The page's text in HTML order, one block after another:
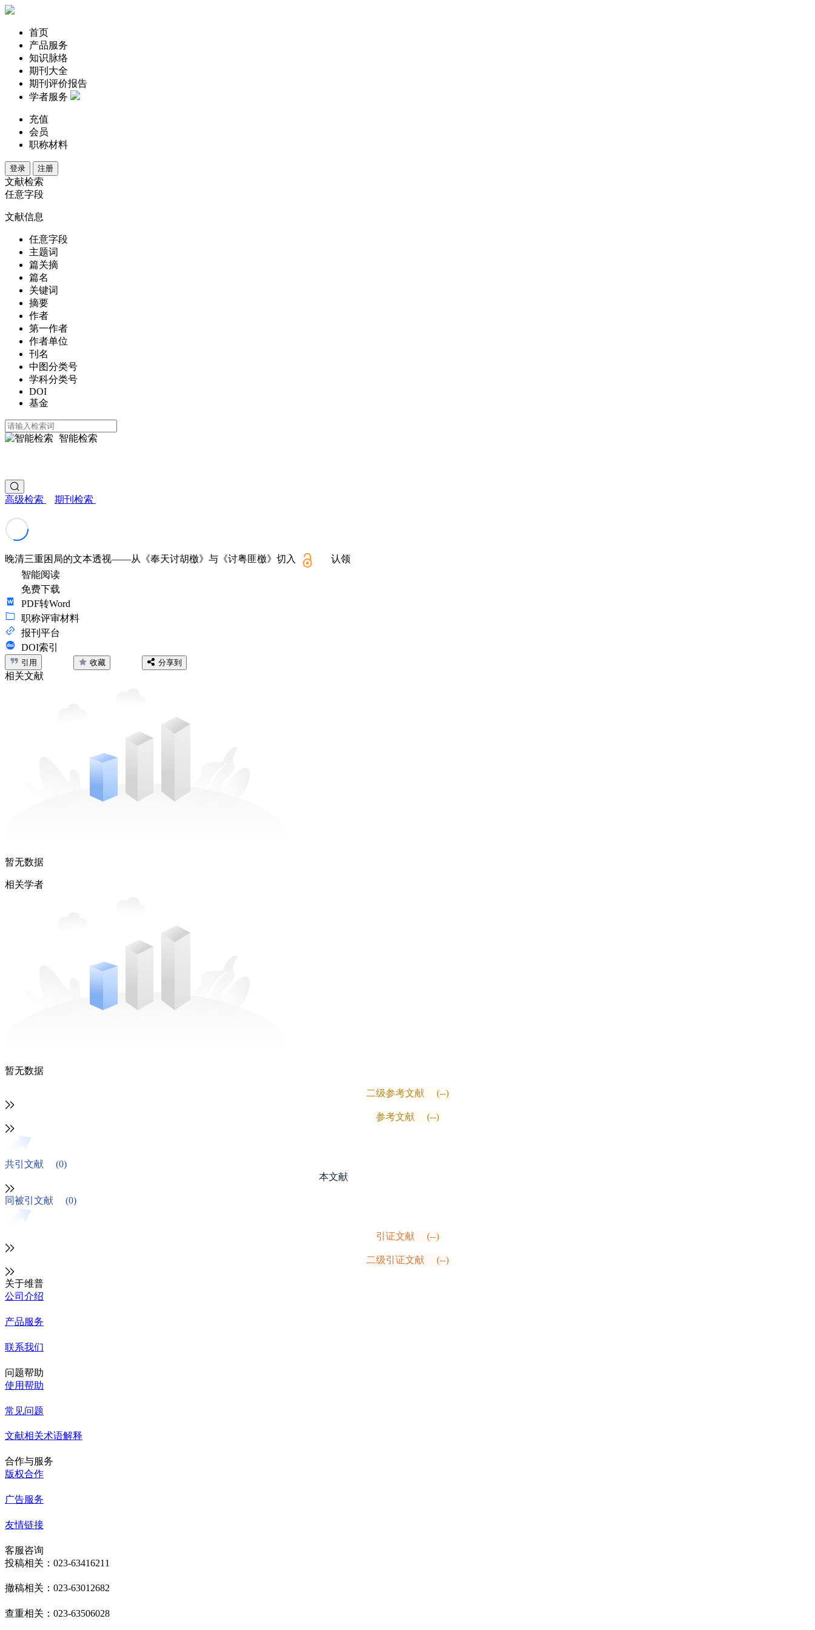
首页
产品服务
知识脉络
期刊大全
期刊评价报告
学者服务
充值
会员
职称材料
登录 注册
文献检索
任意字段
文献信息
任意字段
主题词
篇关摘
篇名
关键词
摘要
作者
第一作者
作者单位
刊名
中图分类号
学科分类号
DOI
基金
智能检索
高级检索 期刊检索
晚清三重困局的文本透视——从《奉天讨胡檄》与《讨粤匪檄》切入
认领
智能阅读
免费下载
PDF转Word
职称评审材料
报刊平台
DOI索引
引用 收藏 分享到
相关文献
暂无数据
相关学者
暂无数据
二级参考文献 (--)
参考文献 (--)
共引文献
(0)
本文献
同被引文献 (0)
引证文献 (--)
二级引证文献 (--)
关于维普
公司介绍
产品服务
联系我们
问题帮助
使用帮助
常见问题
文献相关术语解释
合作与服务
版权合作
广告服务
友情链接
客服咨询
投稿相关：023-63416211
撤稿相关：023-63012682
查重相关：023-63506028